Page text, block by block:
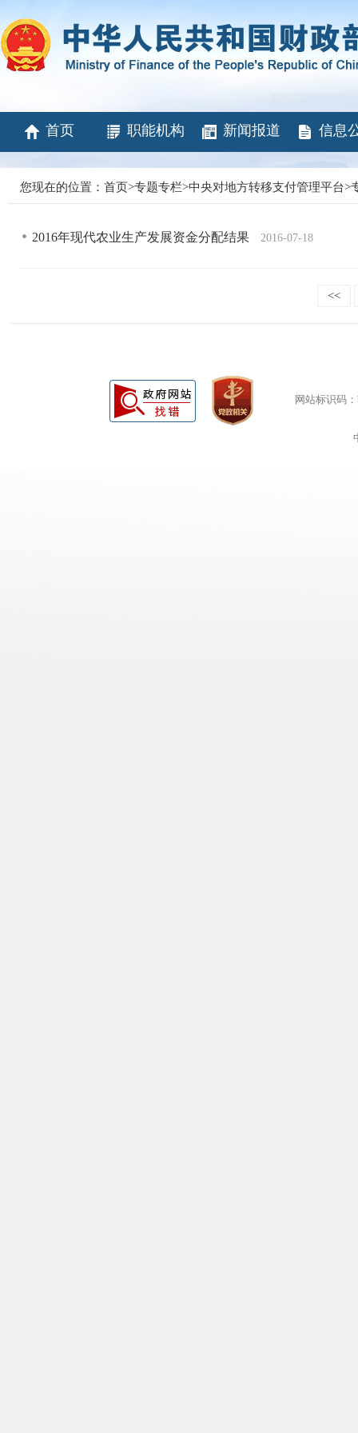
首页 职能机构 新闻报道 信息
您现在的位置： 首页>专题专栏>中央对地方转移支付管理平台>
2016年现代农业生产发展资金分配结果 2016-07-18
<<
网站标识码